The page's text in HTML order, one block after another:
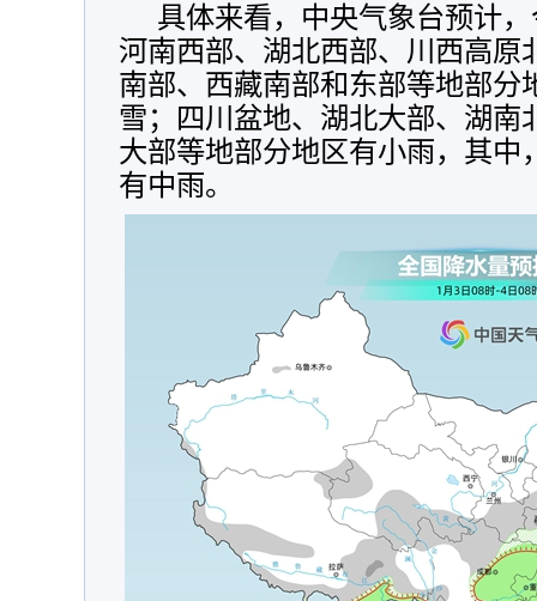
具体来看，中央气象台预计
河南西部、湖北西部、川西高原
南部、西藏南部和东部等地部分
雪；四川盆地、湖北大部、湖南
大部等地部分地区有小雨，其中
有中雨。